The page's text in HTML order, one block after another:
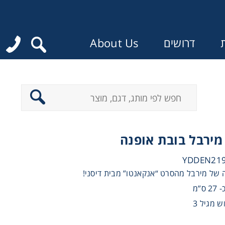
דרושים About Us
בובת אופנה
של מירבל מהסרט “אנקאנטו” מבית דיסני!
מגיל 3